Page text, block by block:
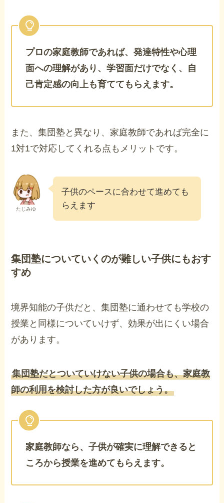
プロの家庭教師であれば、発達特性や心理
面への理解があり、学習面だけでなく、自
己肯定感の向上も育ててもらえます。
また、集団塾と異なり、家庭教師であれば完全に
1対1で対応してくれる点もメリットです。
たじみゆ
子供のペースに合わせて進めても
らえます
集団塾についていくのが難しい子供にもおす
すめ
境界知能の子供だと、集団塾に通わせても学校の
授業と同様についていけず、効果が出にくい場合
があります。
集団塾だとついていけない子供の場合も、家庭教
師の利用を検討した方が良いでしょう。
家庭教師なら、子供が確実に理解できると
ころから授業を進めてもらえます。